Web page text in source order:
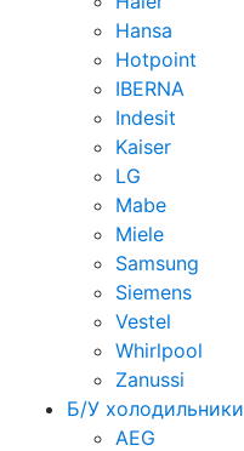
Hansa
Hotpoint
IBERNA
Indesit
Kaiser
LG
Mabe
Miele
Samsung
Siemens
Vestel
Whirlpool
Zanussi
Б/У холодильники
AEG